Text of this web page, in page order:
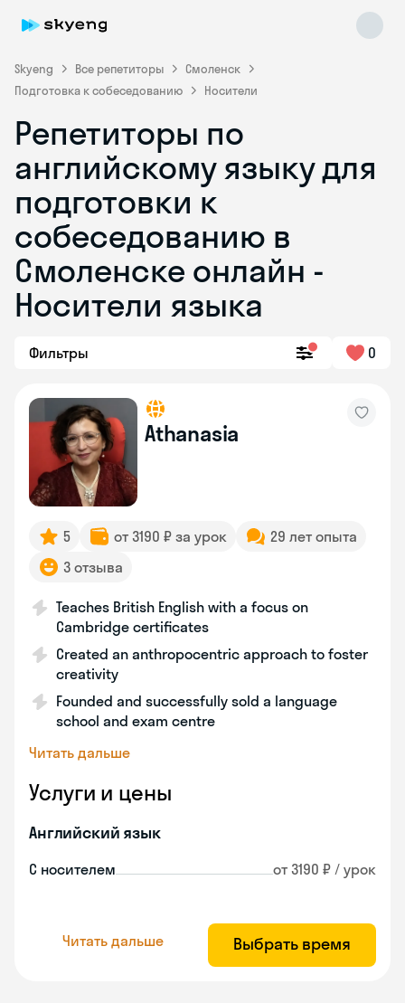
Skyeng Все репетиторы
Смоленск
Подготовка к собеседованию
Носители
Репетиторы по
английскому языку для
подготовки к
собеседованию в
Смоленске онлайн -
Носители языка
Фильтры 0
Athanasia
5 от 3190 ₽ за урок
29 лет опыта
3 отзыва
Teaches British English with a focus on
Cambridge certificates
Created an anthropocentric approach to foster
creativity
Founded and successfully sold a language
school and exam centre
Читать дальше
Услуги и цены
Английский язык
С носителем от 3190 ₽ / урок
Читать дальше Выбрать время
Skyeng Chat